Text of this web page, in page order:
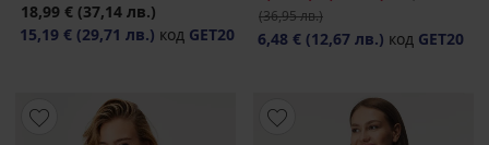
18,99 € (37,14 лв.)
15,19 € (29,71 лв.) код GET20
(36,95 лв.)
6,48 € (12,67 лв.) код GET20